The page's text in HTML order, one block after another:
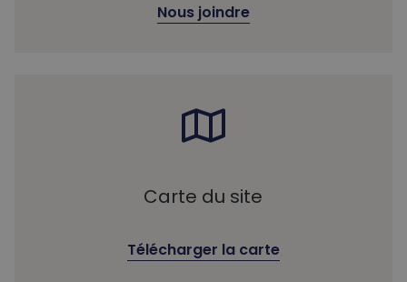
Nous joindre
Carte du site
Télécharger la carte